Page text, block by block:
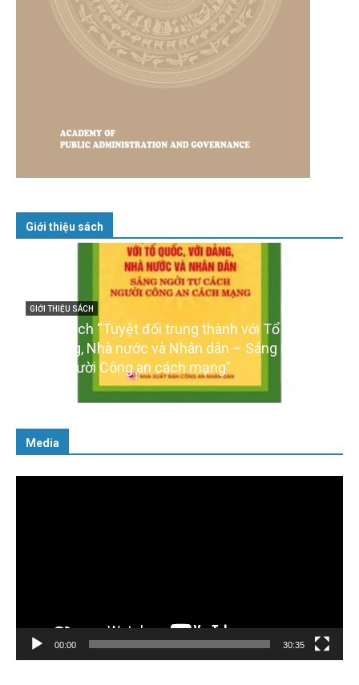
Giới thiệu sách
GIỚI THIỆU SÁCH
Ra mắt ba cuốn sách ảnh chào mừng Đại hội XIV
của Đảng
16/01/2026
Media
00:00 30:35